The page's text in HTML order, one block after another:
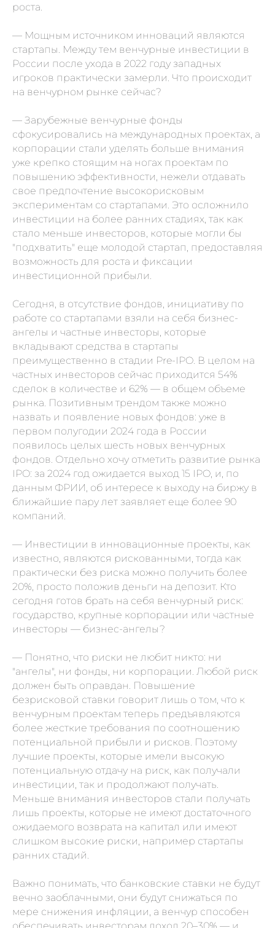
роста.
— Мощным источником инноваций являются
стартапы. Между тем венчурные инвестиции в
России после ухода в 2022 году западных
игроков практически замерли. Что происходит
на венчурном рынке сейчас?
— Зарубежные венчурные фонды
сфокусировались на международных проектах, а
корпорации стали уделять больше внимания
уже крепко стоящим на ногах проектам по
повышению эффективности, нежели отдавать
свое предпочтение высокорисковым
экспериментам со стартапами. Это осложнило
инвестиции на более ранних стадиях, так как
стало меньше инвесторов, которые могли бы
"подхватить" еще молодой стартап, предоставляя
возможность для роста и фиксации
инвестиционной прибыли.
Сегодня, в отсутствие фондов, инициативу по
работе со стартапами взяли на себя бизнес-
ангелы и частные инвесторы, которые
вкладывают средства в стартапы
преимущественно в стадии Pre-IPO. В целом на
частных инвесторов сейчас приходится 54%
сделок в количестве и 62% — в общем объеме
рынка. Позитивным трендом также можно
назвать и появление новых фондов: уже в
первом полугодии 2024 года в России
появилось целых шесть новых венчурных
фондов. Отдельно хочу отметить развитие рынка
IPO: за 2024 год ожидается выход 15 IPO, и, по
данным ФРИИ, об интересе к выходу на биржу в
ближайшие пару лет заявляет еще более 90
компаний.
— Инвестиции в инновационные проекты, как
известно, являются рискованными, тогда как
практически без риска можно получить более
20%, просто положив деньги на депозит. Кто
сегодня готов брать на себя венчурный риск:
государство, крупные корпорации или частные
инвесторы — бизнес-ангелы?
— Понятно, что риски не любит никто: ни
"ангелы", ни фонды, ни корпорации. Любой риск
должен быть оправдан. Повышение
безрисковой ставки говорит лишь о том, что к
венчурным проектам теперь предъявляются
более жесткие требования по соотношению
потенциальной прибыли и рисков. Поэтому
лучшие проекты, которые имели высокую
потенциальную отдачу на риск, как получали
инвестиции, так и продолжают получать.
Меньше внимания инвесторов стали получать
лишь проекты, которые не имеют достаточного
ожидаемого возврата на капитал или имеют
слишком высокие риски, например стартапы
ранних стадий.
Важно понимать, что банковские ставки не будут
вечно заоблачными, они будут снижаться по
мере снижения инфляции, а венчур способен